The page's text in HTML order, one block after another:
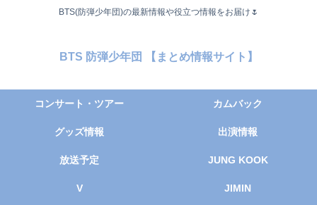
BTS(防弾少年団)の最新情報や役立つ情報をお届け🌷
BTS 防弾少年団 【まとめ情報サイト】
コンサート・ツアー カムバック
グッズ情報 出演情報
放送予定 JUNG KOOK
V JIMIN